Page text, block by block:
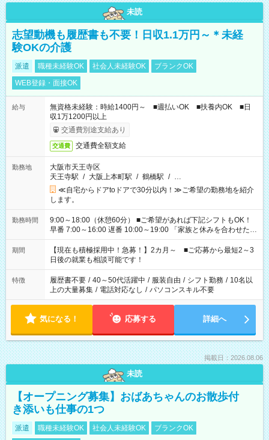
未読
志望動機も履歴書も不要！日収1.1万円～＊未経
験OKの介護
派遣 職種未経験OK 社会人未経験OK
ブランクOK
WEB登録・面接OK
給与
無資格未経験：時給1400円～ ■週払いOK ■扶養内OK ■日
収1万1200円以上
交通費別途支給あり
交通費 交通費全額支給
勤務地
大阪市天王寺区
天王寺駅 / 大阪上本町駅 / 鶴橋駅 / …
≪自宅からドアtoドアで30分以内！≫ご希望の勤務地を紹介
します。
勤務時間
9:00～18:00（休憩60分） ■ご希望があれば下記シフトもOK！
早番 7:00～16:00 遅番 10:00～19:00 「家族と休みを合わせた
い」 「余裕を持って夕飯の準備がしたい」 「できれば残業はし
たくない」 など、ご希望を教えてくださいね。 ※Wワーク希望
の方へ 今ご覧のお仕事で希望する勤務時間と、もう1つのお仕事
の勤務時間。 合計で週40時間を超える場合は応募できません。
期間
【現在も積極採用中！急募！】2カ月～ ■ご応募から最短2～3
日後の就業も相談可能です！
特徴 履歴書不要 / 40～50代活躍中 / 服装自由 / シフト勤務 / 10名以
上の大量募集 / 電話対応なし / パソコンスキル不要
気になる！ 応募する 詳細へ
掲載日：2026.08.06
未読
【オープニング募集】おばあちゃんのお散歩付
き添いも仕事の1つ
派遣 職種未経験OK 社会人未経験OK
ブランクOK